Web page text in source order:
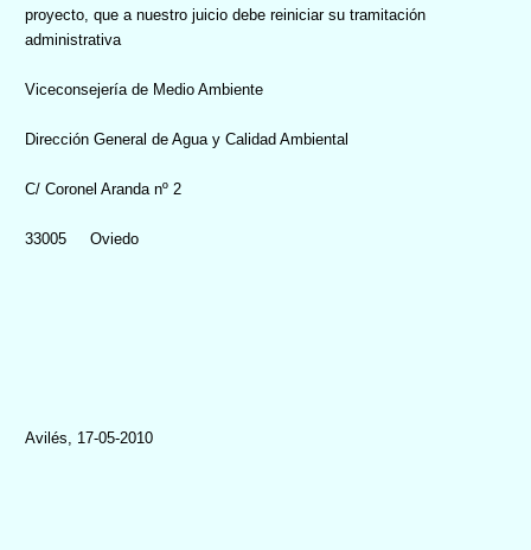
proyecto, que a nuestro juicio debe reiniciar su tramitación
administrativa
Viceconsejería de Medio Ambiente
Dirección General de Agua y Calidad Ambiental
C/ Coronel Aranda nº 2
33005 Oviedo
Avilés, 17-05-2010